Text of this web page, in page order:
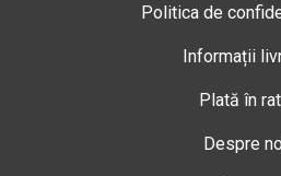
Politica de
Informații
Plată în
Despre